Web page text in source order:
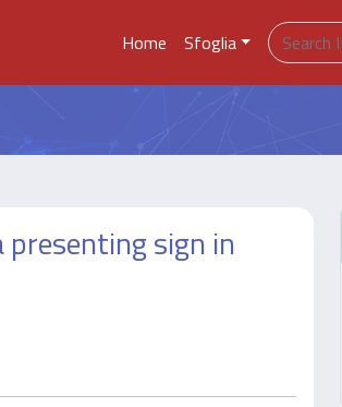
Home Sfoglia
presenting sign in